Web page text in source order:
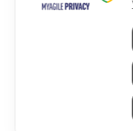
Via Degli Speziali,
40050 Funo